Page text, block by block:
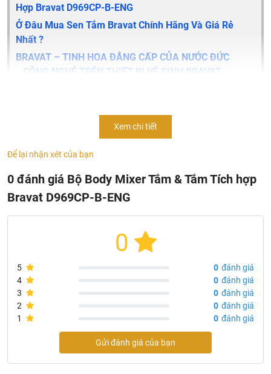
Hợp Bravat D969CP-B-ENG
Ở Đâu Mua Sen Tắm Bravat Chính Hãng Và Giá Rẻ
Nhất ?
BRAVAT – TINH HOA ĐẲNG CẤP CỦA NƯỚC ĐỨC
CÔNG NGHỆ TRÊN THIẾT BỊ VỆ SINH BRAVAT
hợp Bravat D969CP-B-ENG
- Mã sản phẩm:D969CP-B-ENG
- Hộp gốm Kerox 35mm
- 3 chức năng
Xem chi tiết
Để lại nhận xét của bạn
0 đánh giá Bộ Body Mixer Tắm & Tắm Tích hợp
Bravat D969CP-B-ENG
0
5 0 đánh giá
4
0 đánh giá
3
0 đánh giá
2
0 đánh giá
1
0 đánh giá
Gửi đánh giá của bạn